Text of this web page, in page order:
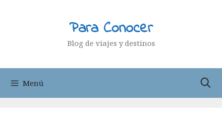
Para Conocer
Blog de viajes y destinos
Menú